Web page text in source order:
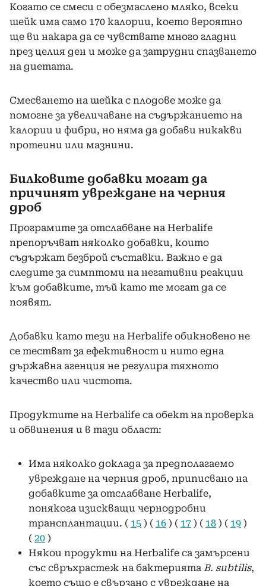
Когато се смеси с обезмаслено мляко, всеки
шейк има само 170 калории, което вероятно
ще ви накара да се чувствате много гладни
през целия ден и може да затрудни спазването
на диетата.
Смесването на шейка с плодове може да
помогне за увеличаване на съдържанието на
калории и фибри, но няма да добави никакви
протеини или мазнини.
Билковите добавки могат да
причинят увреждане на черния
дроб
Програмите за отслабване на Herbalife
препоръчват няколко добавки, които
съдържат безброй съставки. Важно е да
следите за симптоми на негативни реакции
към добавките, тъй като те могат да се
появят.
Добавки като тези на Herbalife обикновено не
се тестват за ефективност и нито една
държавна агенция не регулира тяхното
качество или чистота.
Продуктите на Herbalife са обект на проверка
и обвинения и в тази област:
Има няколко доклада за предполагаемо
увреждане на черния дроб, приписвано на
добавките за отслабване Herbalife,
понякога изискващи чернодробни
трансплантации. ( 15 ) ( 16 ) ( 17 ) ( 18 ) ( 19 )
( 20 )
Някои продукти на Herbalife са замърсени
със свръхрастеж на бактерията B. subtilis,
което също е свързано с увреждане на